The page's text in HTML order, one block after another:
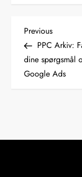
I
n
d
g
Previous
Post
Previous
PPC Arkiv:
dine spørgsmål
Google Ads